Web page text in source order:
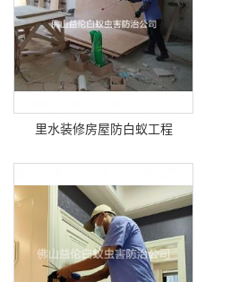
里水装修房屋防白蚁工程